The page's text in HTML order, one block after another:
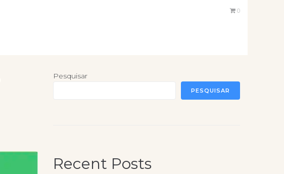
0
Pesquisar
PESQUISAR
Recent Posts